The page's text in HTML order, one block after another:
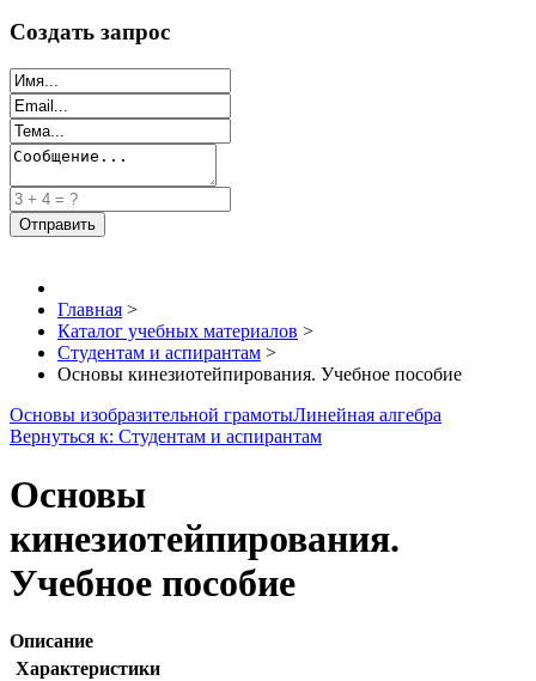
Создать запрос
Главная >
Каталог учебных материалов >
Студентам и аспирантам >
Основы кинезиотейпирования. Учебное пособие
Основы изобразительной грамотыЛинейная алгебра
Вернуться к: Студентам и аспирантам
Основы
кинезиотейпирования.
Учебное пособие
Описание
Характеристики